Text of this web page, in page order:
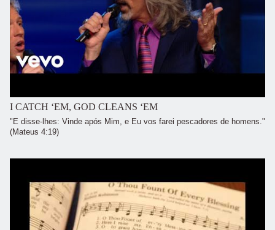
I CATCH ‘EM, GOD CLEANS ‘EM
"E disse-lhes: Vinde após Mim, e Eu vos farei pescadores de homens."
(Mateus 4:19)